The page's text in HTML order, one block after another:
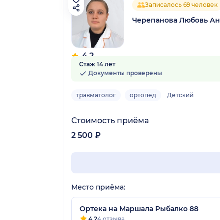
4.2
5 отзывов
Записалось 69 человек
Черепанова Любовь
Стаж 14 лет
Документы проверены
травматолог ортопед Детский
Стоимость приёма
2 500 ₽
Место приёма:
Ортека на Маршала Рыбалко 88